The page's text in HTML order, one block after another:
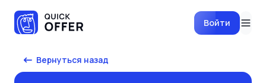
Войти
Вернуться назад